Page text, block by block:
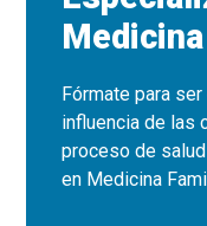
Fórmate para
influencia de las
proceso de
en Medicina